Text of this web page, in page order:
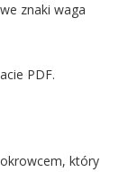
znaki waga
PDF.
który